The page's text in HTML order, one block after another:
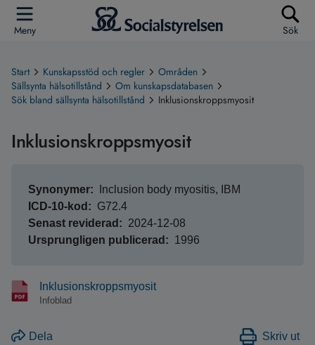
Meny Sök
Start Kunskapsstöd och regler
Områden
Sällsynta hälsotillstånd
Om kunskapsdatabasen
Sök bland sällsynta hälsotillstånd
Inklusionskroppsmyosit
Inklusionskroppsmyosit
Synonymer
Inclusion body myositis, IBM
ICD-10-kod G72.4
Senast reviderad 2024-12-08
Ursprungligen publicerad 1996
Inklusionskroppsmyosit
Infoblad
Dela Skriv ut